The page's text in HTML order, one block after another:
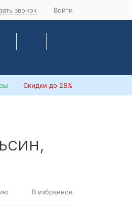
звонок Войти
Скидки до 28%
В избранное